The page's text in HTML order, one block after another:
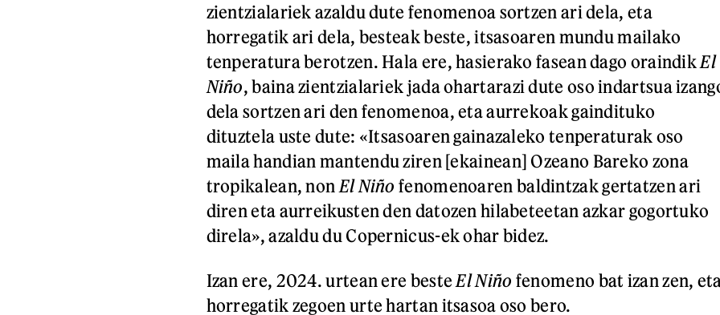
zientzialariek azaldu dute fenomenoa sortzen ari dela, eta
horregatik ari dela, besteak beste, itsasoaren mundu mailako
tenperatura berotzen. Hala ere, hasierako fasean dago oraindik El
Niño, baina zientzialariek jada ohartarazi dute oso indartsua
dela sortzen ari den fenomenoa, eta aurrekoak gaindituko
dituztela uste dute: «Itsasoaren gainazaleko tenperaturak oso
maila handian mantendu ziren [ekainean] Ozeano Bareko zona
tropikalean, non El Niño fenomenoaren baldintzak gertatzen ari
diren eta aurreikusten den datozen hilabeteetan azkar gogortuko
direla», azaldu du Copernicus-ek ohar bidez.
Izan ere, 2024. urtean ere beste El Niño fenomeno bat izan zen,
horregatik zegoen urte hartan itsasoa oso bero.